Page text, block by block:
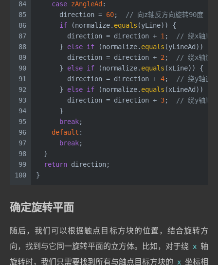
84
85
86
87
88
89
90
91
92
93
94
95
96
97
98
99
100
case zAngleAd :
      direction =
60;
// 向z轴反方向旋转90度
if (normalize. equals (yLine)) {
        direction = direction +
1;
// 绕x轴顺
      }
else if (normalize. equals (yLineAd)) {
        direction = direction +
2;
// 绕x轴逆
      }
else if (normalize. equals (xLine)) {
        direction = direction +
4;
// 绕y轴逆
      }
else if (normalize. equals (xLineAd)) {
        direction = direction +
3;
// 绕y轴顺
      }
break;
default :
break;
  }
return direction;
}
确定旋转平面
随后，我们可以根据触点目标方块的位置，结合旋转方
向，找到与它同一旋转平面的立方体。比如，对于绕 x 轴
旋转时，我们只需要找到所有与触点目标方块的 x 坐标相